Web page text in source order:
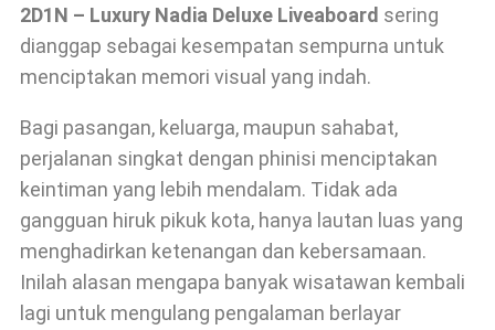
2D1N – Luxury Nadia Deluxe Liveaboard sering
dianggap sebagai kesempatan sempurna untuk
menciptakan memori visual yang indah.
Bagi pasangan, keluarga, maupun sahabat,
perjalanan singkat dengan phinisi menciptakan
keintiman yang lebih mendalam. Tidak ada
gangguan hiruk pikuk kota, hanya lautan luas yang
menghadirkan ketenangan dan kebersamaan.
Inilah alasan mengapa banyak wisatawan kembali
lagi untuk mengulang pengalaman berlayar